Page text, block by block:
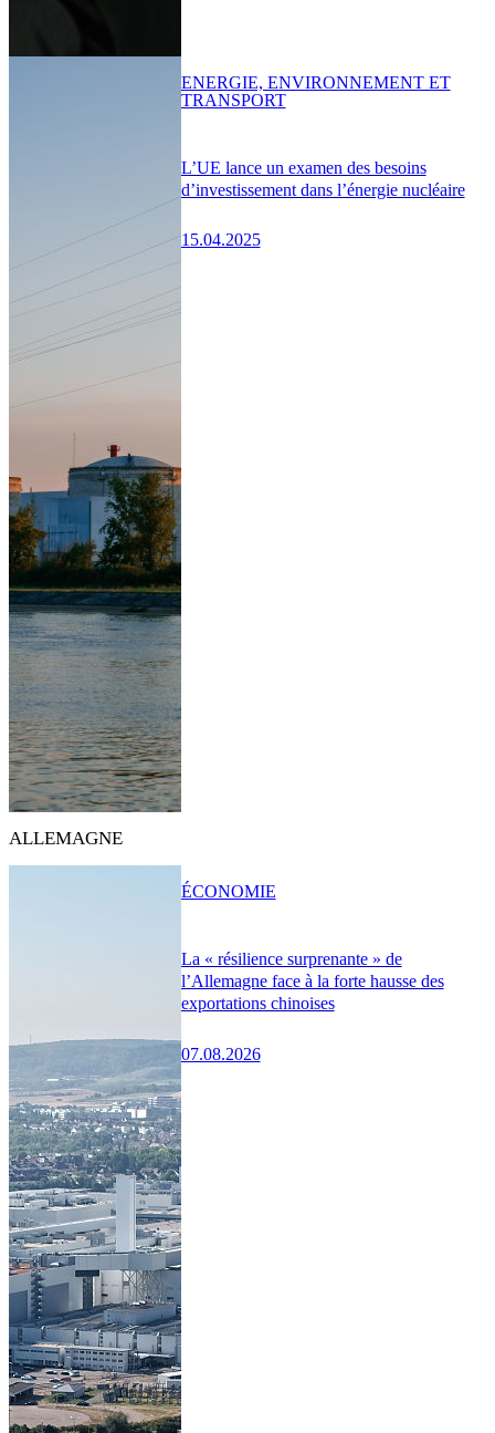
L’UE lance un examen des besoins
d’investissement dans l’énergie nucléaire
15.04.2025
ENERGIE, ENVIRONNEMENT ET
TRANSPORT
ALLEMAGNE
La « résilience surprenante » de
l’Allemagne face à la forte hausse des
exportations chinoises
07.08.2026
ÉCONOMIE